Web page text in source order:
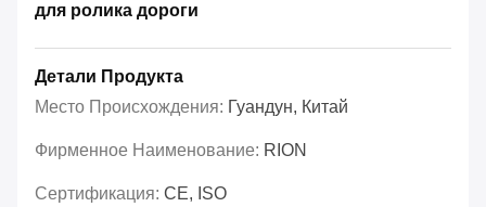
для ролика дороги
Детали Продукта
Место Происхождения: Гуандун, Китай
Фирменное Наименование: RION
Сертификация: CE, ISO